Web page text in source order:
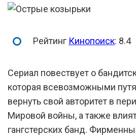
Рейтинг Кинопоиск: 8.4
Сериал повествует о
которая всевозможными
вернуть свой авторитет в
Мировой войны, а также
гангстерских банд.